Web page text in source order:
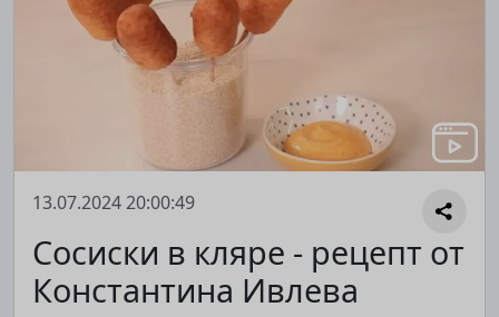
13.07.2024 20:00:49
Сосиски в кляре - рецепт от
Константина Ивлева